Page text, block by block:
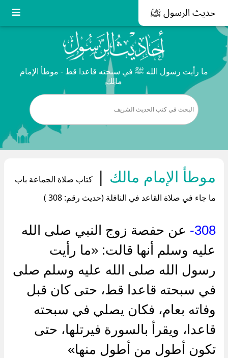
حديث الرسول ﷺ
ما رأيت رسول الله ﷺ في سبحته قاعدا قط - موطأ الإمام
مالك
موطأ الإمام مالك |
كتاب صلاة الجماعة باب
ما جاء في صلاة القاعد في النافلة (حديث رقم: 308 )
308-
عن حفصة زوج النبي صلى الله
عليه وسلم أنها قالت: «ما رأيت
رسول الله صلى الله عليه وسلم صلى
في سبحته قاعدا قط، حتى كان قبل
وفاته بعام، فكان يصلي في سبحته
قاعدا، ويقرأ بالسورة فيرتلها، حتى
تكون أطول من أطول منها»